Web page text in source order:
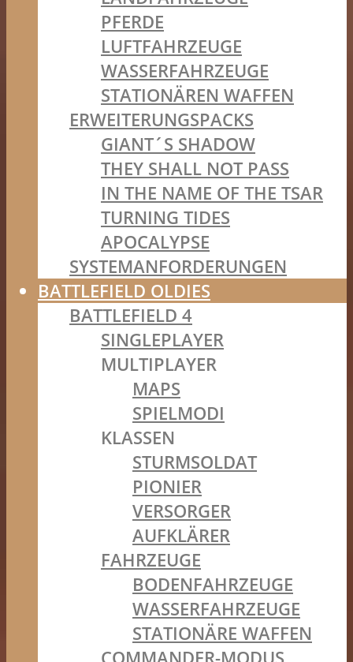
PFERDE
LUFTFAHRZEUGE
WASSERFAHRZEUGE
STATIONÄREN WAFFEN
ERWEITERUNGSPACKS
GIANT´S SHADOW
THEY SHALL NOT PASS
IN THE NAME OF THE TSAR
TURNING TIDES
APOCALYPSE
SYSTEMANFORDERUNGEN
BATTLEFIELD OLDIES
BATTLEFIELD 4
SINGLEPLAYER
MULTIPLAYER
MAPS
SPIELMODI
KLASSEN
STURMSOLDAT
PIONIER
VERSORGER
AUFKLÄRER
FAHRZEUGE
BODENFAHRZEUGE
WASSERFAHRZEUGE
STATIONÄRE WAFFEN